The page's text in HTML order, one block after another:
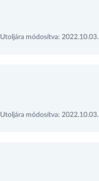
Utoljára módosítva: 2022.10.03.
Utoljára módosítva: 2022.10.03.